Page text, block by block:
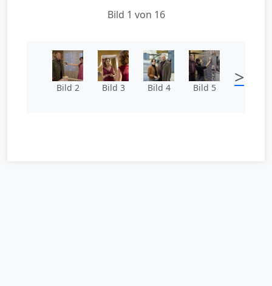
Bild 1 von 16
Bild 2 Bild 3 Bild 4 Bild 5 >